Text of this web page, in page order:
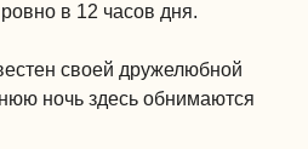
в 12 часов дня.
своей дружелюбной
ночь здесь обнимаются